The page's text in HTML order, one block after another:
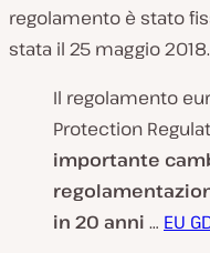
regolamento è stato
stata il 25 maggio 2018.
Il regolamento
Protection
importante
in 20 anni … EU